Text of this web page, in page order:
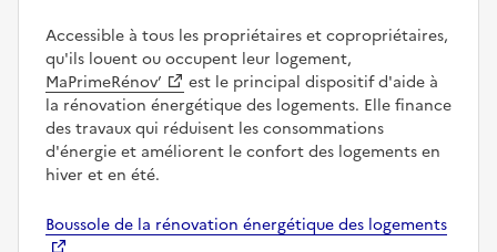
Accessible à tous les propriétaires et copropriétaires,
qu'ils louent ou occupent leur logement,
MaPrimeRénov’
est le principal dispositif d'aide à
la rénovation énergétique des logements. Elle finance
des travaux qui réduisent les consommations
d'énergie et améliorent le confort des logements en
hiver et en été.
Boussole de la rénovation énergétique des logements